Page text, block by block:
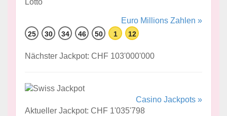
Euro Millions Zahlen »
25 30 34 46 50 1 12
Nächster Jackpot: CHF 103'000'000
Casino Jackpots »
Aktueller Jackpot: CHF 1'035'798